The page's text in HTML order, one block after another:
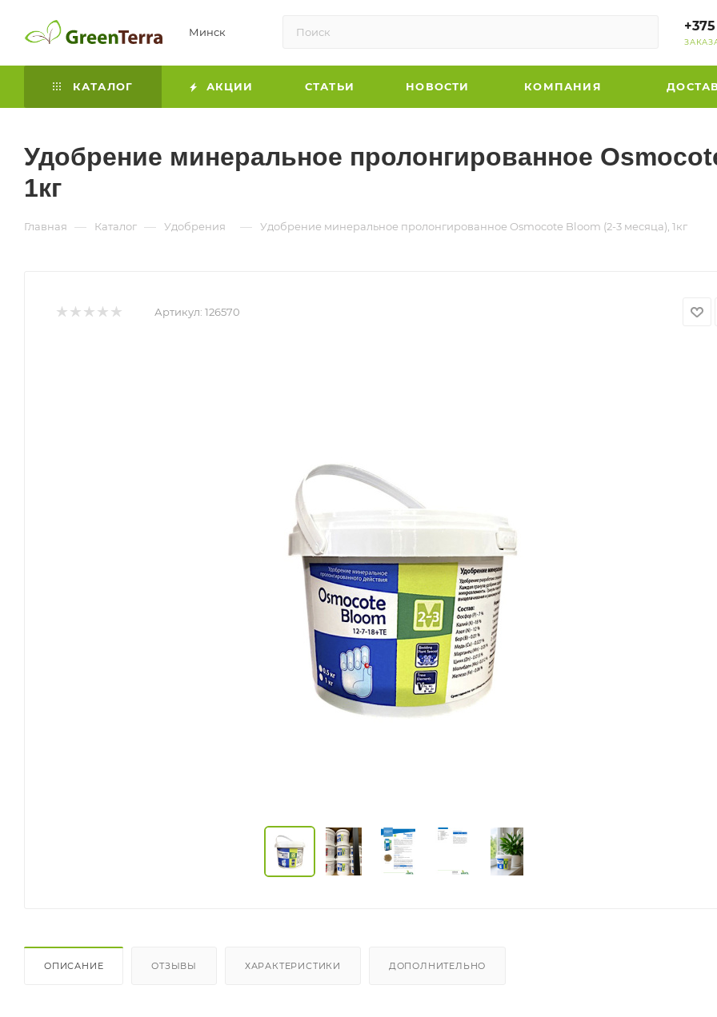
Минск
КАТАЛОГ АКЦИИ СТАТЬИ НОВОСТИ КОМПАНИЯ
Удобрение минеральное пролонгированное
1кг
Главная — Каталог — Удобрения — Удобрение минеральное пролонгированное Osmocote Bloom (2-3 месяца), 1кг
Артикул: 126570
ОПИСАНИЕ ОТЗЫВЫ ХАРАКТЕРИСТИКИ ДОПОЛНИТЕЛЬНО